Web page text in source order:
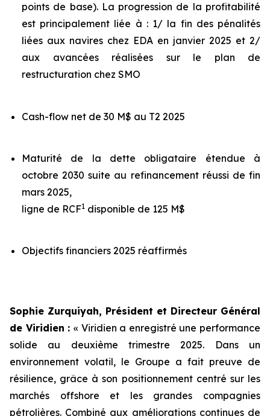
points de base). La progression de la profitabilité
est principalement liée à : 1/ la fin des pénalités
liées aux navires chez EDA en janvier 2025 et 2/
aux avancées réalisées sur le plan de
restructuration chez SMO
Cash-flow net de 30 M$ au T2 2025
Maturité de la dette obligataire étendue à
octobre 2030 suite au refinancement réussi de fin
mars 2025,
ligne de RCF1 disponible de 125 M$
Objectifs financiers 2025 réaffirmés
Sophie Zurquiyah, Président et Directeur Général
de Viridien : « Viridien a enregistré une performance
solide au deuxième trimestre 2025. Dans un
environnement volatil, le Groupe a fait preuve de
résilience, grâce à son positionnement centré sur les
marchés offshore et les grandes compagnies
pétrolières. Combiné aux améliorations continues de